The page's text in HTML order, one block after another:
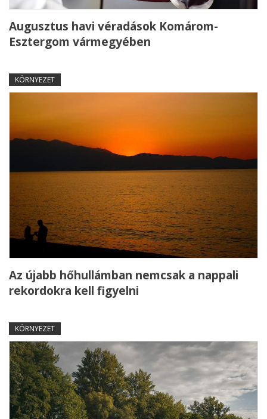
Augusztus havi véradások Komárom-
Esztergom vármegyében
KÖRNYEZET
Az újabb hőhullámban nemcsak a nappali
rekordokra kell figyelni
KÖRNYEZET